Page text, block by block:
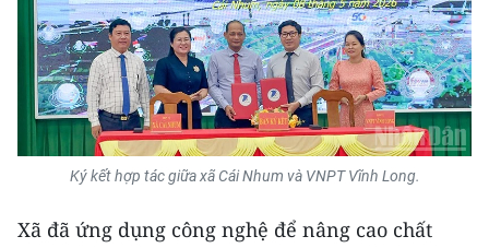
TIN ĐỊA PHƯƠNG
Trung du và miền núi phía Bắc
Đồng bằng sông Hồng
Bắc Trung Bộ
Nguyên
Ký kết hợp tác giữa xã Cái Nhum và VNPT Vĩnh Long.
Xã đã ứng dụng công nghệ để nâng cao chất